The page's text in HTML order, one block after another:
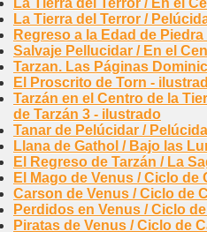
La Tierra del Terror /
Regreso a la Edad de
Salvaje Pellucidar / En el
Tarzan. Las Páginas
El Proscrito de Torn -
Tarzán en el Centro de la
de Tarzán 3 - ilustrado
Tanar de Pelúcidar /
Llana de Gathol / Bajo las
El Regreso de Tarzán / La
El Mago de Venus / Ciclo de
Carson de Venus / Ciclo de
Perdidos en Venus / Ciclo
Piratas de Venus / Ciclo de